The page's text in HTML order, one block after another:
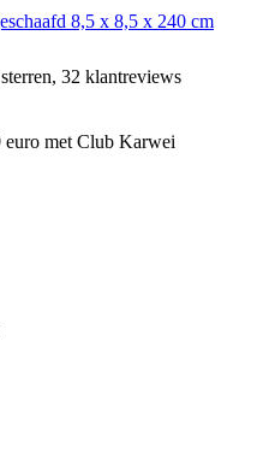
8,5 x 8,5 x 240 cm
32 klantreviews
met Club Karwei